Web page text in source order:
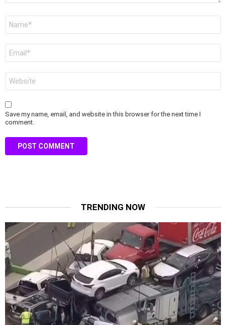
Save my name, email, and website in this browser for the next time I
comment.
TRENDING NOW